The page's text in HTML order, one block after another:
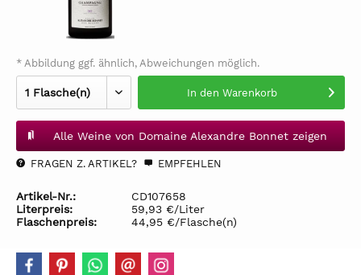
* Abbildung ggf. ähnlich, Abweichungen möglich.
In den Warenkorb
Alle Weine von Domaine Alexandre Bonnet zeigen
FRAGEN Z. ARTIKEL? EMPFEHLEN
Artikel-Nr.:
CD107658
Literpreis:
59,93 €/Liter
Flaschenpreis:
44,95 €/Flasche(n)